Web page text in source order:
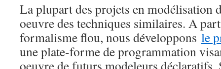
La plupart des projets en modélisation
oeuvre des techniques similaires. A
formalisme flou, nous développons le
une plate-forme de programmation
oeuvre de futurs modeleurs déclaratifs.